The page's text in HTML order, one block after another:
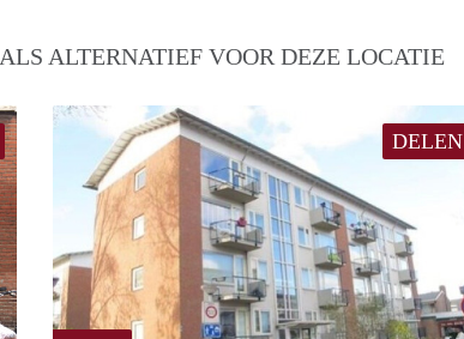
ALS ALTERNATIEF VOOR DEZE LOCATIE
DELEN